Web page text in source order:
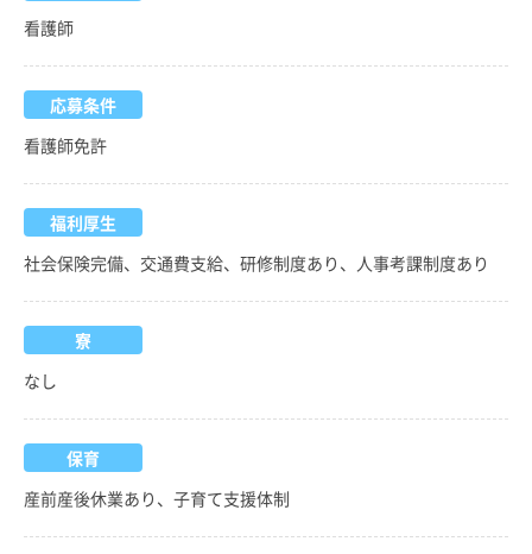
看護師
応募条件
看護師免許
福利厚生
社会保険完備、交通費支給、研修制度あり、人事考課制度あり
寮
なし
保育
産前産後休業あり、子育て支援体制